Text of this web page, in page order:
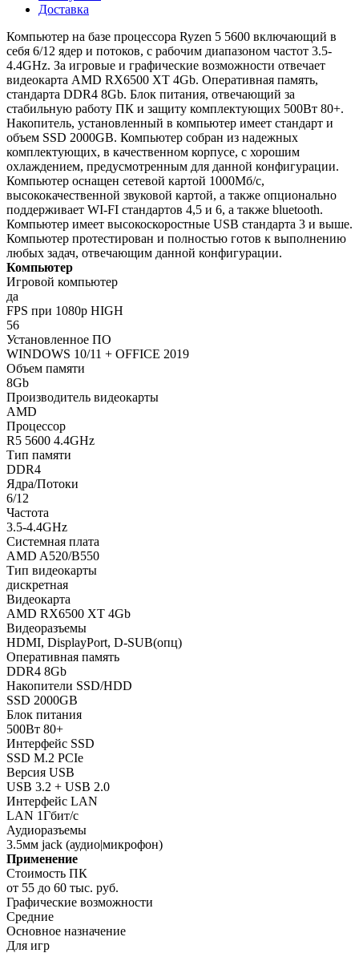
Доставка
Компьютер на базе процессора Ryzen 5 5600 включающий в
себя 6/12 ядер и потоков, с рабочим диапазоном частот 3.5-
4.4GHz. За игровые и графические возможности отвечает
видеокарта AMD RX6500 XT 4Gb. Оперативная память,
стандарта DDR4 8Gb. Блок питания, отвечающий за
стабильную работу ПК и защиту комплектующих 500Вт 80+.
Накопитель, установленный в компьютер имеет стандарт и
объем SSD 2000GB. Компьютер собран из надежных
комплектующих, в качественном корпусе, с хорошим
охлаждением, предусмотренным для данной конфигурации.
Компьютер оснащен сетевой картой 1000Мб/с,
высококачественной звуковой картой, а также опционально
поддерживает WI-FI стандартов 4,5 и 6, а также bluetooth.
Компьютер имеет высокоскоростные USB стандарта 3 и выше.
Компьютер протестирован и полностью готов к выполнению
любых задач, отвечающим данной конфигурации.
Компьютер
Игровой компьютер
да
FPS при 1080p HIGH
56
Установленное ПО
WINDOWS 10/11 + OFFICE 2019
Объем памяти
8Gb
Производитель видеокарты
AMD
Процессор
R5 5600 4.4GHz
Тип памяти
DDR4
Ядра/Потоки
6/12
Частота
3.5-4.4GHz
Системная плата
AMD A520/B550
Тип видеокарты
дискретная
Видеокарта
AMD RX6500 XT 4Gb
Видеоразъемы
HDMI, DisplayPort, D-SUB(опц)
Оперативная память
DDR4 8Gb
Накопители SSD/HDD
SSD 2000GB
Блок питания
500Вт 80+
Интерфейс SSD
SSD M.2 PCIe
Версия USB
USB 3.2 + USB 2.0
Интерфейс LAN
LAN 1Гбит/с
Аудиоразъемы
3.5мм jack (аудио|микрофон)
Применение
Стоимость ПК
от 55 до 60 тыс. руб.
Графические возможности
Средние
Основное назначение
Для игр